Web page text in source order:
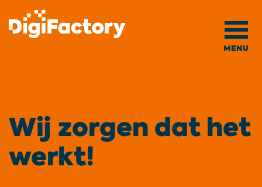
MENU
werkwijze
Wij zorgen dat het
werkt!